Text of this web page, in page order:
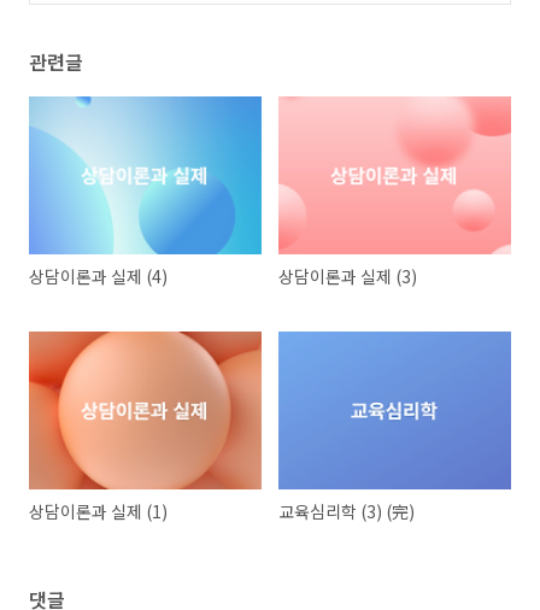
관련글
상담이론과 실제 (4) 상담이론과 실제 (3)
상담이론과 실제 (1) 교육심리학 (3) (完)
댓글